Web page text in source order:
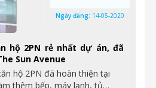
hộ 2PN rẻ nhất dự án, đã
Sun Avenue
hộ 2PN đã hoàn thiện tại
thêm bếp, máy lạnh, tủ…
Ngày đăng: 14-05-2020